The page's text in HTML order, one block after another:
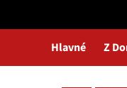
Hlavné Z